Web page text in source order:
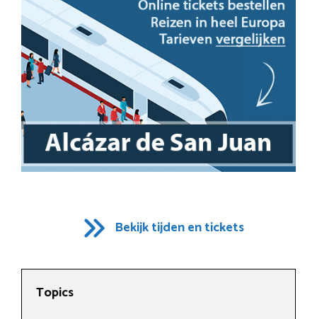
Bekijk tijden en tickets
Topics